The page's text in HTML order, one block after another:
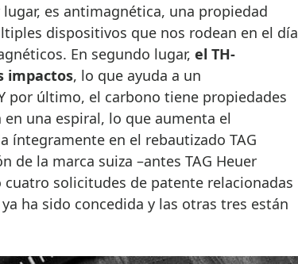
es antimagnética, una propiedad
dispositivos que nos rodean en el día
En segundo lugar, el TH-
impactos, lo que ayuda a un
por último, el carbono tiene propiedades
una espiral, lo que aumenta el
íntegramente en el rebautizado TAG
de la marca suiza –antes TAG Heuer
solicitudes de patente relacionadas
ha sido concedida y las otras tres están